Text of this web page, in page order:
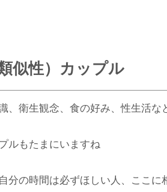
似性）カップル
、衛生観念、食の好み、性生活な
ルもたまにいますね
分の時間は必ずほしい人、ここに